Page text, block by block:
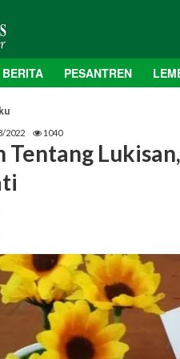
BERITA PESANTREN
2022 1040
Tentang